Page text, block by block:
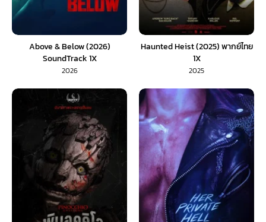
Above & Below (2026)
SoundTrack 1X
2026
Haunted Heist (2025) พากย์ไทย
1X
2025